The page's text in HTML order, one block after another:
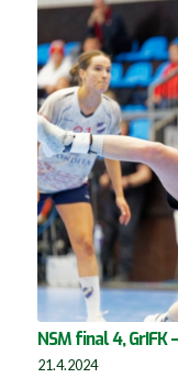
NSM final 4, GrIFK
21.4.2024